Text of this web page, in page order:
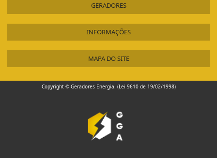
GERADORES
INFORMAÇÕES
MAPA DO SITE
Copyright © Geradores Energia. (Lei 9610 de 19/02/1998)